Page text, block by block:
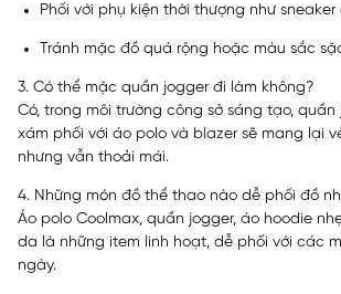
Phối với phụ kiện thời thượng như
Tránh mặc đồ quá rộng hoặc màu sắc
3. Có thể mặc quần jogger đi làm không?
Có, trong môi trường công sở sáng tạo,
xám phối với áo polo và blazer sẽ mang lại
nhưng vẫn thoải mái.
4. Những món đồ thể thao nào dễ phối đồ
Áo polo Coolmax, quần jogger, áo hoodie
da là những item linh hoạt, dễ phối với các
ngày.